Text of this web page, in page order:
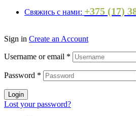
Свяжись с нами: +375 (17)
Sign in Create an Account
Username or email *
Password *
Login
Lost your password?